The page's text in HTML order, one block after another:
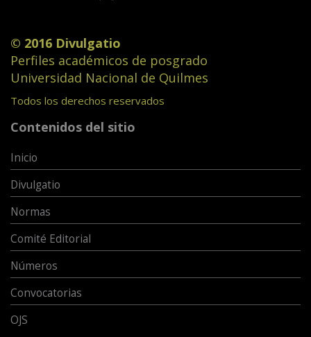
© 2016 Divulgatio
Perfiles académicos de posgrado
Universidad Nacional de Quilmes
Todos los derechos reservados
Contenidos del sitio
Inicio
Divulgatio
Normas
Comité Editorial
Números
Convocatorias
OJS